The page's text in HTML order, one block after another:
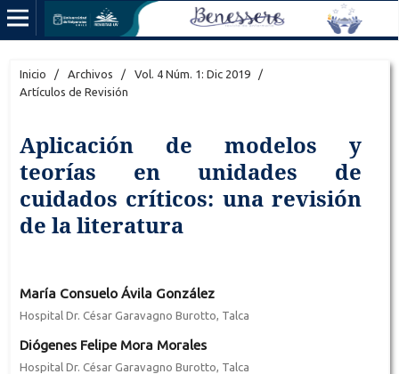
Inicio / Archivos / Vol. 4 Núm. 1: Dic 2019
/
Artículos de Revisión
Aplicación de modelos y
teorías en unidades de
cuidados críticos: una revisión
de la literatura
María Consuelo Ávila González
Hospital Dr. César Garavagno Burotto, Talca
Diógenes Felipe Mora Morales
Hospital Dr. César Garavagno Burotto, Talca